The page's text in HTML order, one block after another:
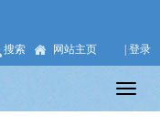
搜索 网站主页 | 登录